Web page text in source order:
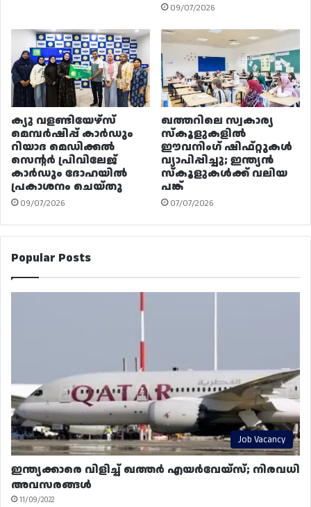
09/07/2026
ക്യു വളണ്ടിയേഴ്‌സ്
മെമ്പർഷിപ്പ് കാർഡും
റിയാദ മെഡിക്കൽ
സെന്റർ പ്രിവിലേജ്
കാർഡും ദോഹയിൽ
പ്രകാശനം ചെയ്തു
09/07/2026
ഖത്തറിലെ സ്വകാര്യ
സ്കൂളുകളിൽ
ഈവനിംഗ് ഷിഫ്റ്റുകൾ
വ്യാപിപ്പിച്ചു; ഇന്ത്യൻ
സ്കൂളുകൾക്ക് വലിയ
പങ്ക്
07/07/2026
Popular Posts
Job Vacancy
ഇന്ത്യക്കാരെ വിളിച്ച് ഖത്തർ എയർവേയ്‌സ്; നിരവധി
അവസരങ്ങൾ
11/09/2022